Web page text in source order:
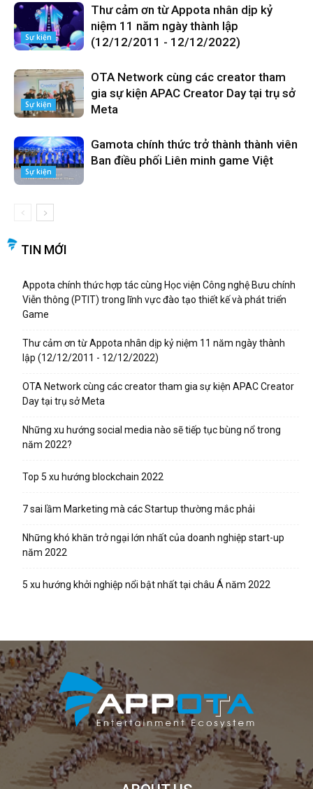
Sự kiện
Thư cảm ơn từ Appota nhân dịp kỷ
niệm 11 năm ngày thành lập
(12/12/2011 - 12/12/2022)
Sự kiện
OTA Network cùng các creator tham
gia sự kiện APAC Creator Day tại trụ sở
Meta
Sự kiện
Gamota chính thức trở thành thành viên
Ban điều phối Liên minh game Việt
TIN MỚI
Appota chính thức hợp tác cùng Học viện Công nghệ Bưu chính
Viễn thông (PTIT) trong lĩnh vực đào tạo thiết kế và phát triển
Game
Thư cảm ơn từ Appota nhân dịp kỷ niệm 11 năm ngày thành
lập (12/12/2011 - 12/12/2022)
OTA Network cùng các creator tham gia sự kiện APAC Creator
Day tại trụ sở Meta
Những xu hướng social media nào sẽ tiếp tục bùng nổ trong
năm 2022?
Top 5 xu hướng blockchain 2022
7 sai lầm Marketing mà các Startup thường mắc phải
Những khó khăn trở ngại lớn nhất của doanh nghiệp start-up
năm 2022
5 xu hướng khởi nghiệp nổi bật nhất tại châu Á năm 2022